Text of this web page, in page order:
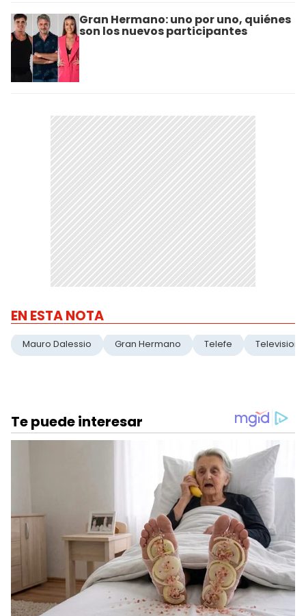
Gran Hermano: uno por uno, quiénes
son los nuevos participantes
EN ESTA NOTA
Mauro Dalessio Gran Hermano Telefe Television